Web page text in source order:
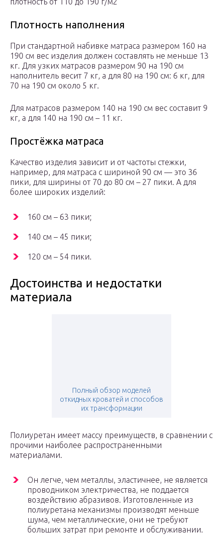
Плотность наполнения
При стандартной набивке матраса размером 160 на
190 см вес изделия должен составлять не меньше 13
кг. Для узких матрасов размером 90 на 190 см
наполнитель весит 7 кг, а для 80 на 190 см: 6 кг, для
70 на 190 см около 5 кг.
Для матрасов размером 140 на 190 см вес составит 9
кг, а для 140 на 190 см – 11 кг.
Простёжка матраса
Качество изделия зависит и от частоты стежки,
например, для матраса с шириной 90 см — это 36
пики, для ширины от 70 до 80 см – 27 пики. А для
более широких изделий:
160 см – 63 пики;
140 см – 45 пики;
120 см – 54 пики.
Достоинства и недостатки
материала
Полный обзор моделей
откидных кроватей и способов
их трансформации
Полиуретан имеет массу преимуществ, в сравнении с
прочими наиболее распространенными
материалами.
Он легче, чем металлы, эластичнее, не является
проводником электричества, не поддается
воздействию абразивов. Изготовленные из
полиуретана механизмы производят меньше
шума, чем металлические, они не требуют
больших затрат при ремонте и обслуживании.